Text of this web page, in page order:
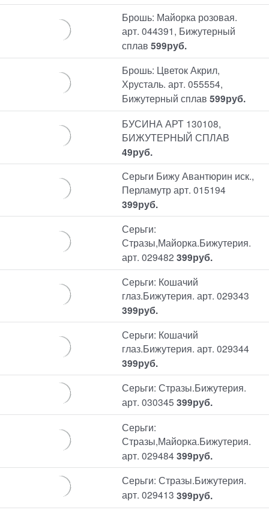
Брошь: Майорка розовая.
арт. 044391, Бижутерный
сплав 599руб.
Брошь: Цветок Акрил,
Хрусталь. арт. 055554,
Бижутерный сплав 599руб.
БУСИНА АРТ 130108,
БИЖУТЕРНЫЙ СПЛАВ
49руб.
Серьги Бижу Авантюрин иск.,
Перламутр арт. 015194
399руб.
Серьги:
Стразы,Майорка.Бижутерия.
арт. 029482 399руб.
Серьги: Кошачий
глаз.Бижутерия. арт. 029343
399руб.
Серьги: Кошачий
глаз.Бижутерия. арт. 029344
399руб.
Серьги: Стразы.Бижутерия.
арт. 030345 399руб.
Серьги:
Стразы,Майорка.Бижутерия.
арт. 029484 399руб.
Серьги: Стразы.Бижутерия.
арт. 029413 399руб.